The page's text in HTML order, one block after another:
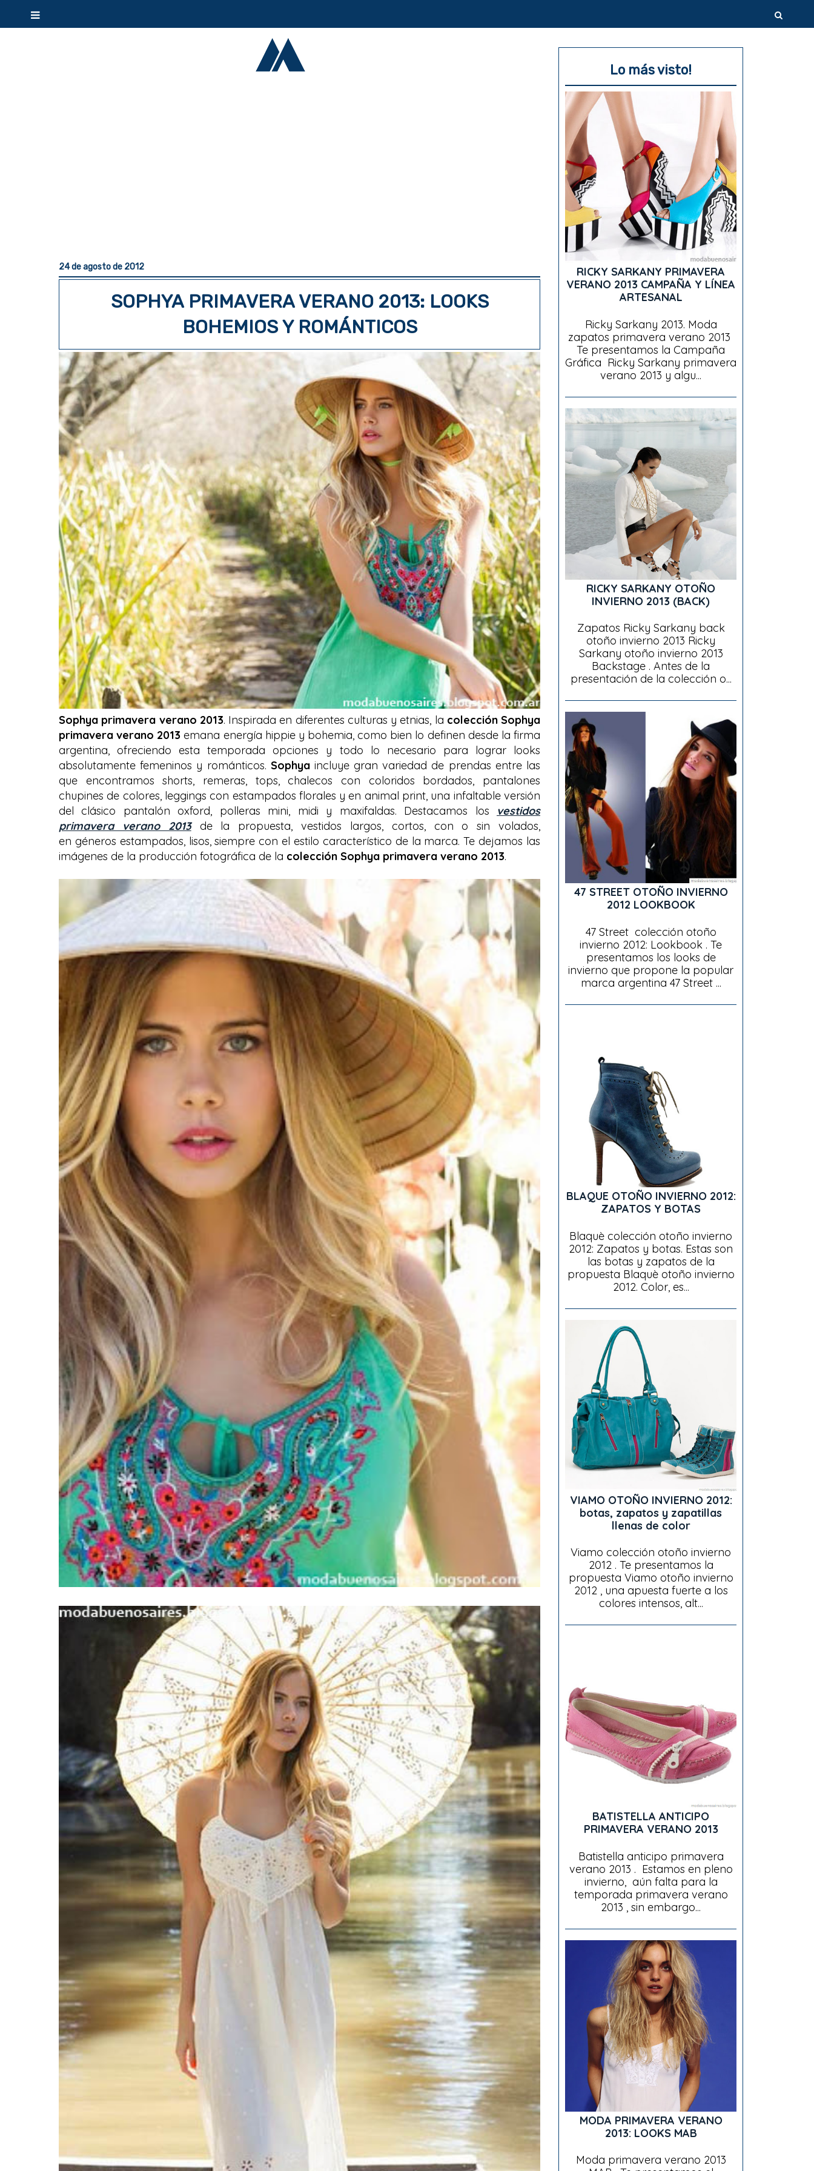
24 de agosto de 2012
SOPHYA PRIMAVERA VERANO 2013: LOOKS
BOHEMIOS Y ROMÁNTICOS
Sophya primavera verano 2013. Inspirada en diferentes culturas y etnias, la colección Sophya
primavera verano 2013 emana energía hippie y bohemia, como bien lo definen desde la firma
argentina, ofreciendo esta temporada opciones y todo lo necesario para lograr looks
absolutamente femeninos y románticos. Sophyaincluye gran variedad de prendas entre las
que encontramos shorts, remeras, tops, chalecos con coloridos bordados, pantalones
chupines de colores, leggings con estampados florales y en animal print, una infaltable versión
del clásico pantalón oxford, polleras mini, midi y maxifaldas. Destacamos los vestidos
primavera verano 2013de la propuesta, vestidos largos, cortos, con o sin volados,
en géneros estampados, lisos, siempre con el estilo característico de la marca. Te dejamos las
imágenes de la producción fotográfica de la colección Sophya primavera verano 2013.
Lo más visto!
RICKY SARKANY PRIMAVERA
VERANO 2013 CAMPAÑA Y LÍNEA
ARTESANAL
Ricky Sarkany 2013. Moda
zapatos primavera verano 2013
Te presentamos la Campaña
Gráfica Ricky Sarkany primavera
verano 2013 y algu...
RICKY SARKANY OTOÑO
INVIERNO 2013 (BACK)
Zapatos Ricky Sarkany back
otoño invierno 2013 Ricky
Sarkany otoño invierno 2013
Backstage . Antes de la
presentación de la colección o...
47 STREET OTOÑO INVIERNO
2012 LOOKBOOK
47 Street colección otoño
invierno 2012: Lookbook . Te
presentamos los looks de
invierno que propone la popular
marca argentina 47 Street ...
BLAQUE OTOÑO INVIERNO 2012:
ZAPATOS Y BOTAS
Blaquè colección otoño invierno
2012: Zapatos y botas. Estas son
las botas y zapatos de la
propuesta Blaquè otoño invierno
2012. Color, es...
VIAMO OTOÑO INVIERNO 2012:
botas, zapatos y zapatillas
llenas de color
Viamo colección otoño invierno
2012 . Te presentamos la
propuesta Viamo otoño invierno
2012 , una apuesta fuerte a los
colores intensos, alt...
BATISTELLA ANTICIPO
PRIMAVERA VERANO 2013
Batistella anticipo primavera
verano 2013 . Estamos en pleno
invierno, aún falta para la
temporada primavera verano
2013 , sin embargo...
MODA PRIMAVERA VERANO
2013: LOOKS MAB
Moda primavera verano 2013